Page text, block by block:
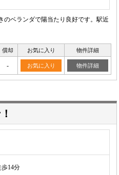
ベランダで陽当たり良好です。駅近
償却 お気に入り 物件詳細
- お気に入り 物件詳細
14分